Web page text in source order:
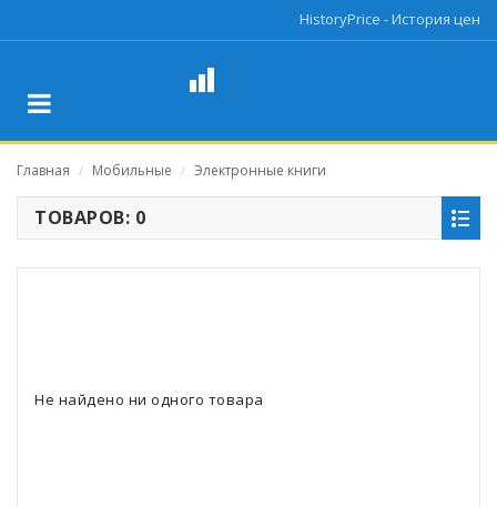
HistoryPrice - История цен
Главная / Мобильные / Электронные книги
ТОВАРОВ: 0
Не найдено ни одного товара